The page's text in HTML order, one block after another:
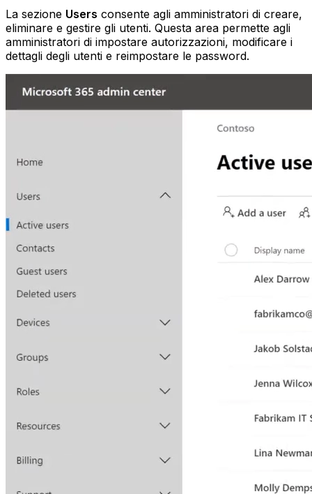
La sezione Users consente agli amministratori di creare,
eliminare e gestire gli utenti. Questa area permette agli
amministratori di impostare autorizzazioni, modificare i
dettagli degli utenti e reimpostare le password.